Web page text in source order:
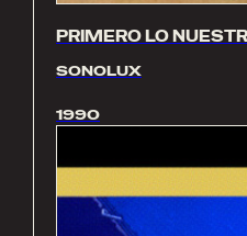
PRIMERO LO
SONOLUX
1990